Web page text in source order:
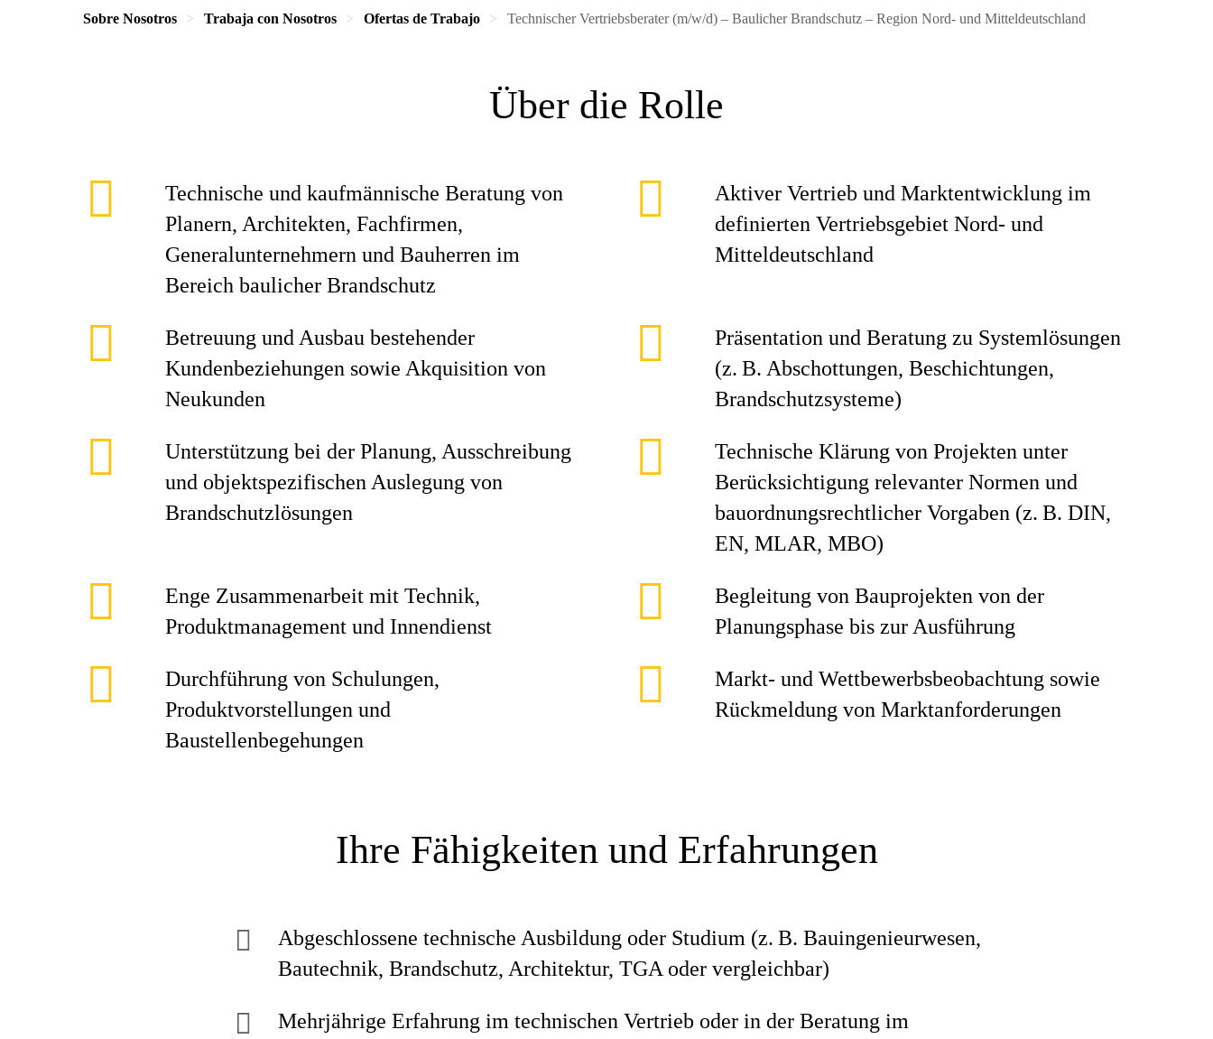
Sobre Nosotros Trabaja con Nosotros Ofertas de Trabajo Technischer Vertriebsberater (m/w/d) – Baulicher Brandschutz – Region Nord- und Mitteldeutschland
Über die Rolle
Technische und kaufmännische Beratung von
Planern, Architekten, Fachfirmen,
Generalunternehmern und Bauherren im
Bereich baulicher Brandschutz
Aktiver Vertrieb und Marktentwicklung im
definierten Vertriebsgebiet Nord‑ und
Mitteldeutschland
Betreuung und Ausbau bestehender
Kundenbeziehungen sowie Akquisition von
Neukunden
Präsentation und Beratung zu Systemlösungen
(z. B. Abschottungen, Beschichtungen,
Brandschutzsysteme)
Unterstützung bei der Planung, Ausschreibung
und objektspezifischen Auslegung von
Brandschutzlösungen
Technische Klärung von Projekten unter
Berücksichtigung relevanter Normen und
bauordnungsrechtlicher Vorgaben (z. B. DIN,
EN, MLAR, MBO)
Enge Zusammenarbeit mit Technik,
Produktmanagement und Innendienst
Begleitung von Bauprojekten von der
Planungsphase bis zur Ausführung
Durchführung von Schulungen,
Produktvorstellungen und
Baustellenbegehungen
Markt‑ und Wettbewerbsbeobachtung sowie
Rückmeldung von Marktanforderungen
Ihre Fähigkeiten und Erfahrungen
Abgeschlossene technische Ausbildung oder Studium (z. B. Bauingenieurwesen,
Bautechnik, Brandschutz, Architektur, TGA oder vergleichbar)
Mehrjährige Erfahrung im technischen Vertrieb oder in der Beratung im